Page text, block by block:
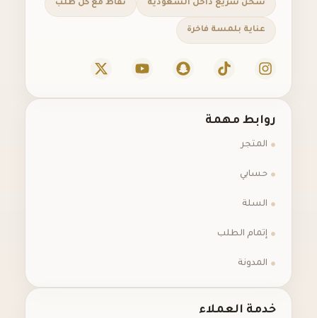
شحن سريع داخل السعودية نقاط مع كل طلب
عناية بلمسة فاخرة
روابط مهمة
المتجر
حسابي
السلة
إتمام الطلب
المدونة
خدمة العملاء